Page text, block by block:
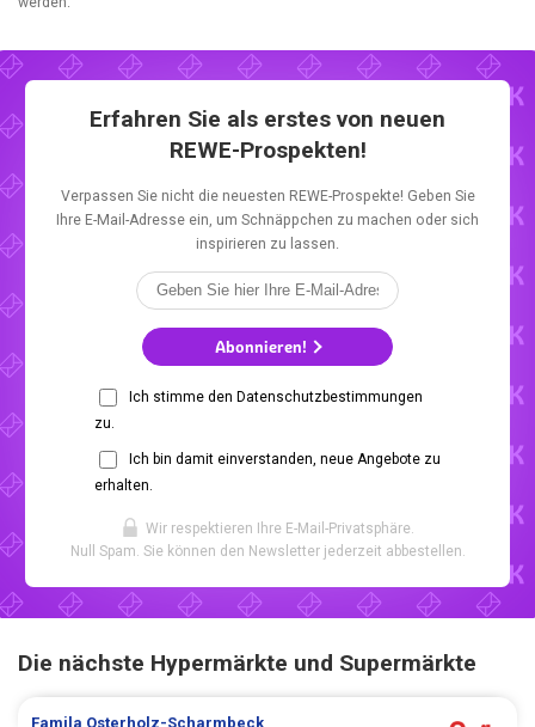
Erfahren Sie als erstes von neuen
REWE-Prospekten!
Verpassen Sie nicht die neuesten REWE-Prospekte! Geben Sie
Ihre E-Mail-Adresse ein, um Schnäppchen zu machen oder sich
inspirieren zu lassen.
Abonnieren!
Ich stimme den Datenschutzbestimmungen
zu.
Ich bin damit einverstanden, neue Angebote zu
erhalten.
Wir respektieren Ihre E-Mail-Privatsphäre.
Null Spam. Sie können den Newsletter jederzeit abbestellen.
Die nächste Hypermärkte und Supermärkte
Famila Osterholz-Scharmbeck